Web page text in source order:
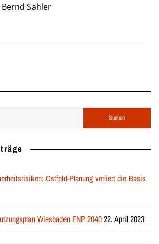
Sahler
nach:
Ostfeld-Planung verliert die Basis
Wiesbaden FNP 204022. April 2023